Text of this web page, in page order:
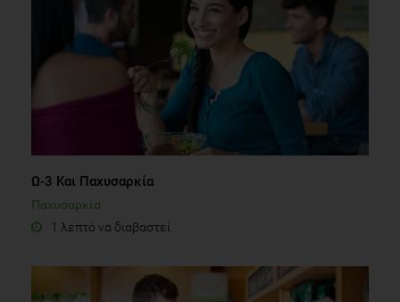
Ω-3 Και Παχυσαρκία
Παχυσαρκία
1 λεπτό να διαβαστεί